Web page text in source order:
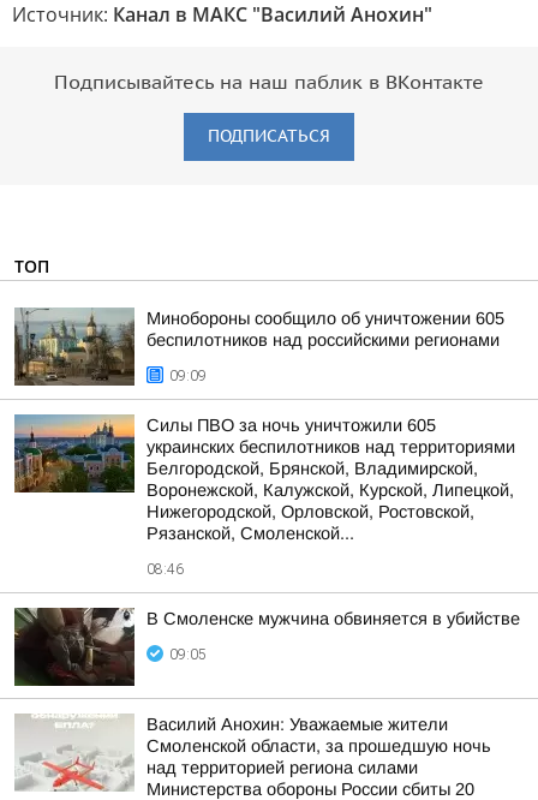
Источник: Канал в МАКС "Василий Анохин"
Подписывайтесь на наш паблик в ВКонтакте
ПОДПИСАТЬСЯ
ТОП
Минобороны сообщило об уничтожении 605
беспилотников над российскими регионами
09:09
Силы ПВО за ночь уничтожили 605
украинских беспилотников над территориями
Белгородской, Брянской, Владимирской,
Воронежской, Калужской, Курской, Липецкой,
Нижегородской, Орловской, Ростовской,
Рязанской, Смоленской...
08:46
В Смоленске мужчина обвиняется в убийстве
09:05
Василий Анохин: Уважаемые жители
Смоленской области, за прошедшую ночь
над территорией региона силами
Министерства обороны России сбиты 20